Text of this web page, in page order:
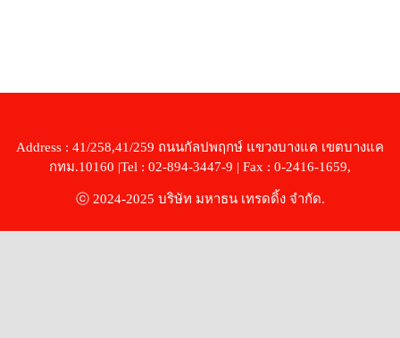
Address : 41/258,41/259 ถนนกัลปพฤกษ์ แขวงบางแค เขตบางแค
กทม.10160 |Tel : 02-894-3447-9 | Fax : 0-2416-1659,
ⓒ 2024-2025 บริษัท มหาธน เทรดดิ้ง จำกัด.